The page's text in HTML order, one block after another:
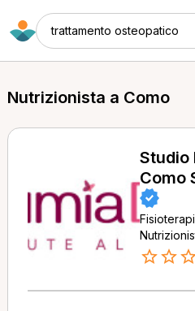
trattamento osteopatico
Nutrizionista a Como
Studio
Como